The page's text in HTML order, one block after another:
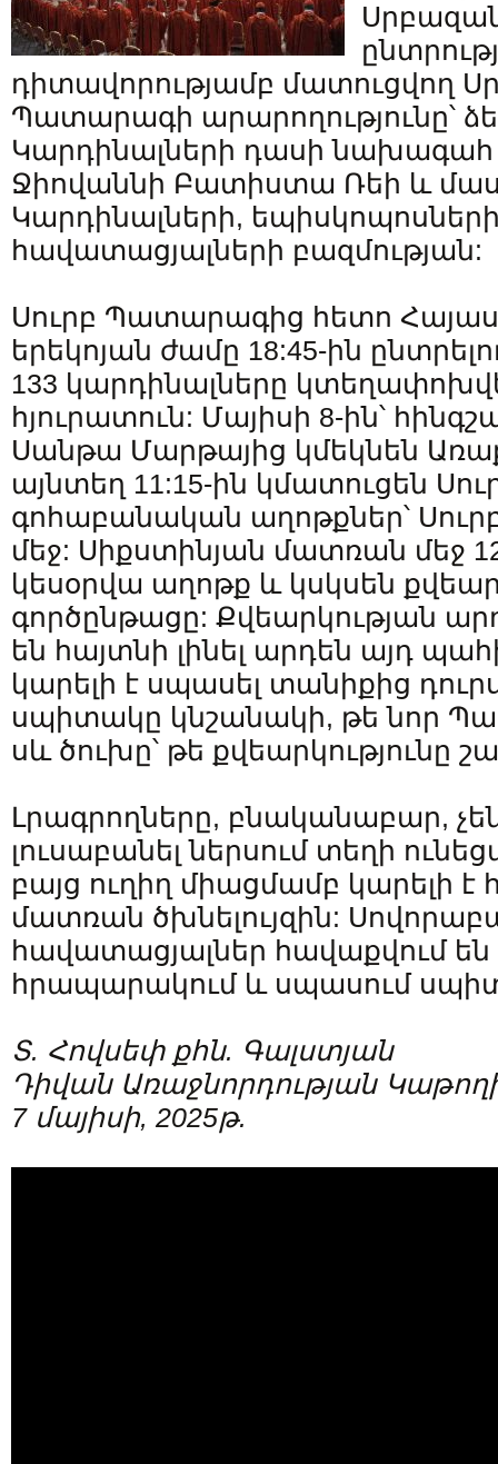
դիտավորությամբ մատուցվող
Պատարագի արարողությունը՝
Կարդինալների դասի նախագահ
Ջիովաննի Բատիստա Ռեի և
Կարդինալների,
հավատացյալների բազմության:
Սուրբ Պատարագից հետո
երեկոյան ժամը 18:45-ին
133 կարդինալները
հյուրատուն: Մայիսի 8-ին՝
Սանթա Մարթայից կմեկնեն
այնտեղ 11:15-ին կմատուցեն
գոհաբանական աղոթքներ՝
մեջ: Սիքստինյան մատռան մեջ
կեսօրվա աղոթք և կսկսեն
գործընթացը: Քվեարկության
են հայտնի լինել արդեն այդ
կարելի է սպասել տանիքից
սպիտակը կնշանակի, թե նոր
սև ծուխը՝ թե քվեարկությունը
Լրագրողները, բնականաբար,
լուսաբանել ներսում տեղի
բայց ուղիղ միացմամբ կարելի է
մատռան ծխնելույզին:
հավատացյալներ հավաքվում են
հրապարակում և սպասում
Տ. Հովսեփ քհն. Գալստյան
Դիվան Առաջնորդության
7 մայիսի, 2025թ.